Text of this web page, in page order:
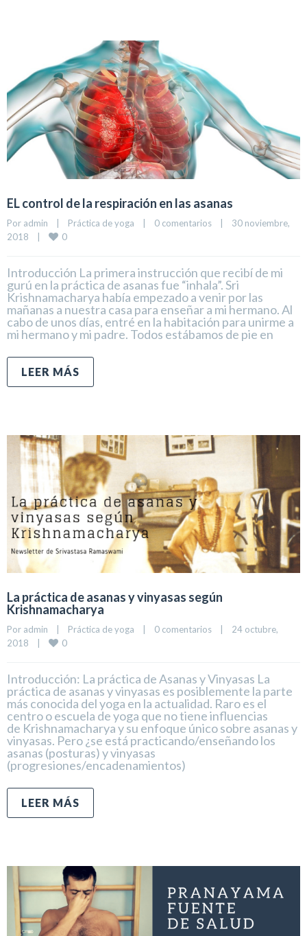
EL control de la respiración en las asanas
Por admin | Práctica de yoga | 0 comentarios |
30 noviembre,
2018
| 0
Introducción La primera instrucción que recibí de mi
gurú en la práctica de asanas fue “inhala”. Sri
Krishnamacharya había empezado a venir por las
mañanas a nuestra casa para enseñar a mi hermano. Al
cabo de unos días, entré en la habitación para unirme a
mi hermano y mi padre. Todos estábamos de pie en
LEER MÁS
La práctica de asanas y vinyasas según
Krishnamacharya
Por admin Práctica de yoga 0 comentarios
24 octubre,
2018
0
Introducción: La práctica de Asanas y Vinyasas La
práctica de asanas y vinyasas es posiblemente la parte
más conocida del yoga en la actualidad. Raro es el
centro o escuela de yoga que no tiene influencias
de Krishnamacharya y su enfoque único sobre asanas y
vinyasas. Pero ¿se está practicando/enseñando los
asanas (posturas) y vinyasas
(progresiones/encadenamientos)
LEER MÁS